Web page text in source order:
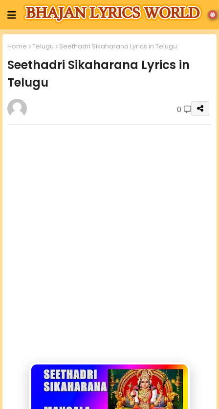
Home Telugu Seethadri Sikaharana Lyrics in Telugu
Seethadri Sikaharana Lyrics in
Telugu
0